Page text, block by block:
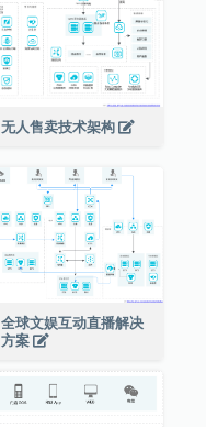
无人售卖技术架构
全球文娱互动直播解决
方案